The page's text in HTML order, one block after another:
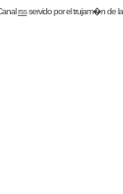
rssservido por eltrujam�nde